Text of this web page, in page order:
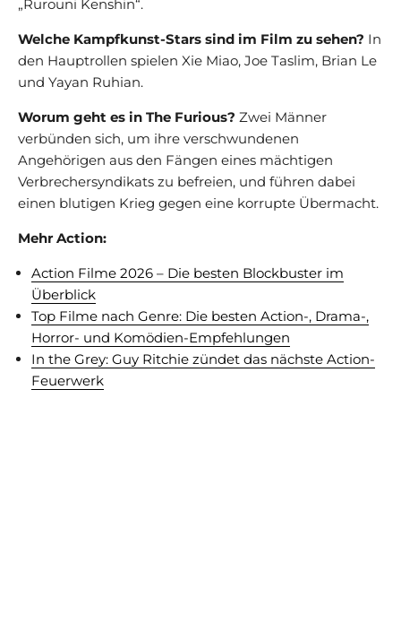
„Rurouni Kenshin“.
Welche Kampfkunst-Stars sind im Film zu sehen? In
den Hauptrollen spielen Xie Miao, Joe Taslim, Brian Le
und Yayan Ruhian.
Worum geht es in The Furious? Zwei Männer
verbünden sich, um ihre verschwundenen
Angehörigen aus den Fängen eines mächtigen
Verbrechersyndikats zu befreien, und führen dabei
einen blutigen Krieg gegen eine korrupte Übermacht.
Mehr Action:
Action Filme 2026 – Die besten Blockbuster im
Überblick
Top Filme nach Genre: Die besten Action-, Drama-,
Horror- und Komödien-Empfehlungen
In the Grey: Guy Ritchie zündet das nächste Action-
Feuerwerk